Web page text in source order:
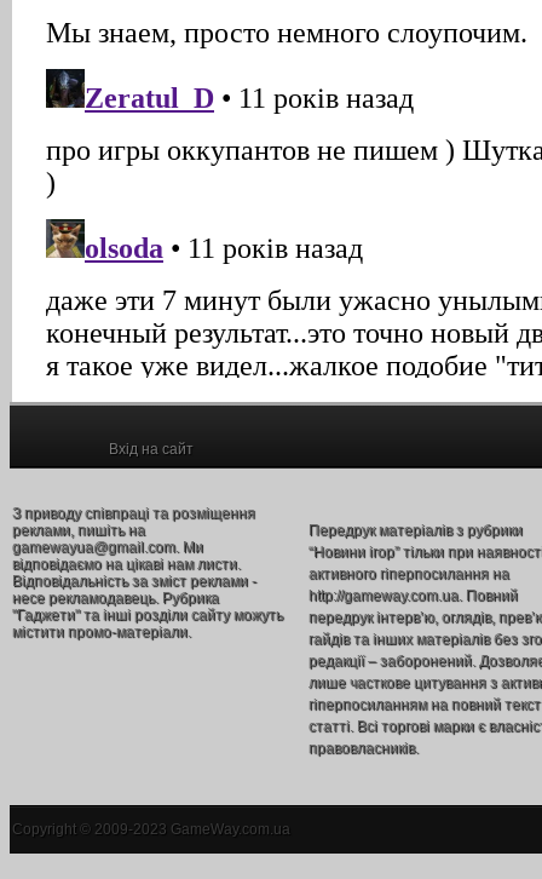
Вхід на сайт
З приводу співпраці та розміщення
реклами, пишіть на
gamewayua@gmail.com. Ми
відповідаємо на цікаві нам листи.
Відповідальність за зміст реклами -
несе рекламодавець. Рубрика
"Гаджети" та інші розділи сайту можуть
містити промо-матеріали.
Передрук матеріалів з рубрики
“Новини ігор” тільки при
активного гіперпосилання на
http://gameway.com.ua. Повний
передрук інтерв’ю, оглядів,
гайдів та інших матеріалів без
редакції – заборонений.
лише часткове цитування з
гіперпосиланням на повний текст
статті. Всі торгові марки є
правовласників.
Copyright © 2009-2023 GameWay.com.ua